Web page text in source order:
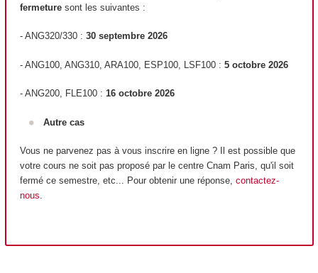
fermeture sont les suivantes :
- ANG320/330 : 30 septembre 2026
- ANG100, ANG310, ARA100, ESP100, LSF100 : 5 octobre 2026
- ANG200, FLE100 : 16 octobre 2026
Autre cas
Vous ne parvenez pas à vous inscrire en ligne ? Il est possible que
votre cours ne soit pas proposé par le centre Cnam Paris, qu'il soit
fermé ce semestre, etc... Pour obtenir une réponse, contactez-
nous.